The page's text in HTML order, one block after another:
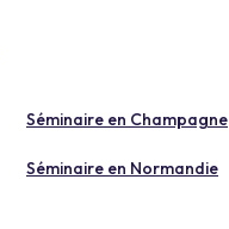
Séminaire en Champagne
Séminaire en Normandie